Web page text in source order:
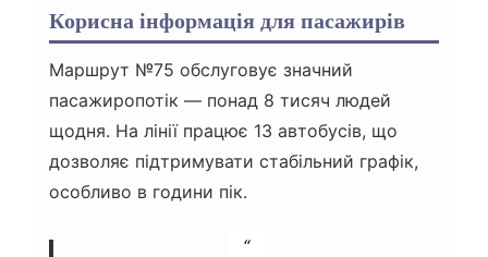
Корисна інформація для пасажирів
Маршрут №75 обслуговує значний
пасажиропотік — понад 8 тисяч людей
щодня. На лінії працює 13 автобусів, що
дозволяє підтримувати стабільний графік,
особливо в години пік.